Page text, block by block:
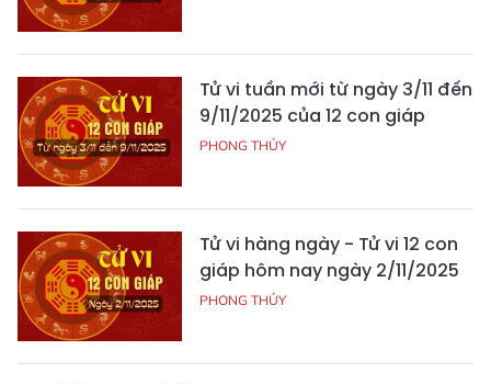
Tử vi tuần mới từ ngày 3/11 đến
9/11/2025 của 12 con giáp
PHONG THỦY
Tử vi hàng ngày - Tử vi 12 con
giáp hôm nay ngày 2/11/2025
PHONG THỦY